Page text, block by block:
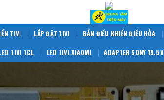
TIVI LẮP ĐẶT TIVI BÁN ĐIỀU KHIỂN ĐIỀU HÒA
TIVI TCL LED TIVI XIAOMI ADAPTER SONY 19.5V